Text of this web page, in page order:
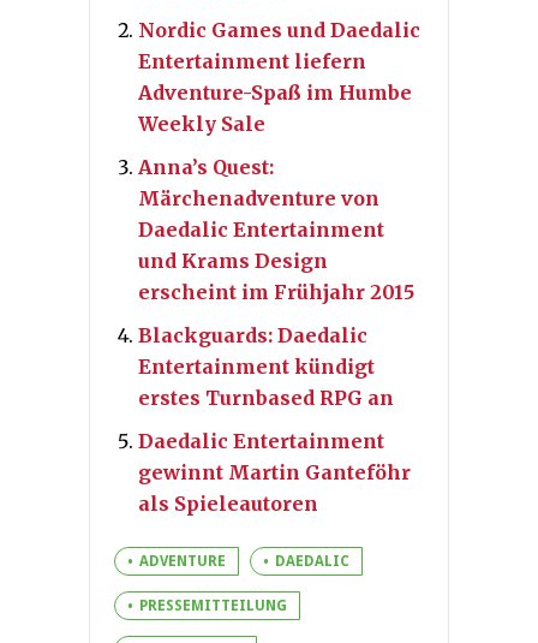
Nordic Games und Daedalic
Entertainment liefern
Adventure-Spaß im Humbe
Weekly Sale
Anna’s Quest:
Märchenadventure von
Daedalic Entertainment
und Krams Design
erscheint im Frühjahr 2015
Blackguards: Daedalic
Entertainment kündigt
erstes Turnbased RPG an
Daedalic Entertainment
gewinnt Martin Ganteföhr
als Spieleautoren
ADVENTURE DAEDALIC
PRESSEMITTEILUNG